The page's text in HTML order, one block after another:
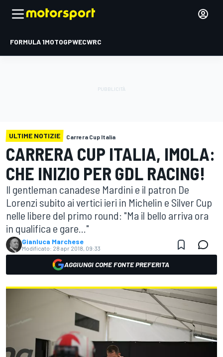
FORMULA 1MOTOGPWECWRC
ULTIME NOTIZIE Carrera Cup Italia
CARRERA CUP ITALIA, IMOLA:
CHE INIZIO PER GDL RACING!
Il gentleman canadese Mardini e il patron De
Lorenzi subito ai vertici ieri in Michelin e Silver Cup
nelle libere del primo round: "Ma il bello arriva ora
in qualifica e gare..."
Gianluca Marchese
Modificato: 28 apr 2018, 09:33
AGGIUNGI COME FONTE PREFERITA